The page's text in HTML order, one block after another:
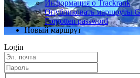
Информация о Trackrank
Опубликовать маршруты
Forgotten password
Новый маршрут
Login